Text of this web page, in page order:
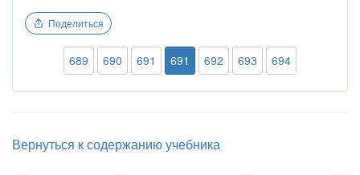
Поделиться
689 690 691 691 692 693 694
Вернуться к содержанию учебника